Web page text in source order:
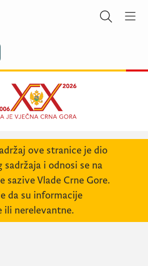
ove stranice je dio
sadržaja i odnosi se na
sazive Vlade Crne Gore.
da su informacije
ili nerelevantne.